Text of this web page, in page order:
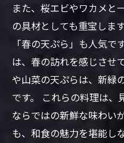
また、桜エビやワカメと
の具材としても重宝しま
「春の天ぷら」も人気
は、春の訪れを感じさせ
や山菜の天ぷらは、新緑
です。 これらの料理は、
ならではの新鮮な味わい
も、和食の魅力を堪能し